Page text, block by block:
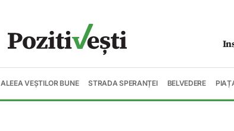
ALEEA VEȘTILOR BUNE STRADA SPERANȚEI BELVEDERE